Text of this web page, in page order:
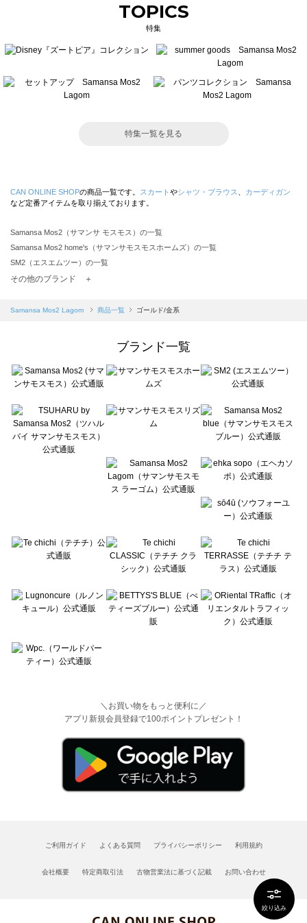
絞り込み
TOPICS
特集
特集一覧を見る
CAN ONLINE SHOPの商品一覧です。 スカート やシャツ・ブラウス
カーディガン
など定番アイテムを取り揃えております。
Samansa Mos2（サマンサ モスモス）の一覧
Samansa Mos2 home's（サマンサモスモスホームズ）の一覧
SM2（エスエムツー）の一覧
TSUHARU by Samansa Mos2（ツハルバイサマンサモスモス）の一覧
Samansa Mos2 blue（サマンサモスモス ブルー）の一覧
Te chichi（テチチ）の一覧
Te chichi CLASSIC（テチチ クラシック）の一覧
Lugnoncure（ルノンキュール）の一覧
BETTY'S BLUE（べティーズブルー）の一覧
Wpc.（ワールドパーティー）の一覧
その他のブランド ＋
Samansa Mos2 Lagom 商品一覧 ゴールド/金系
ブランド一覧
＼お買い物をもっと便利に／
アプリ新規会員登録で100ポイントプレゼント！
ご利用ガイド よくある質問 プライバシーポリシー 利用規約
会社概要 特定商取引法 古物営業法に基づく記載 お問い合わせ